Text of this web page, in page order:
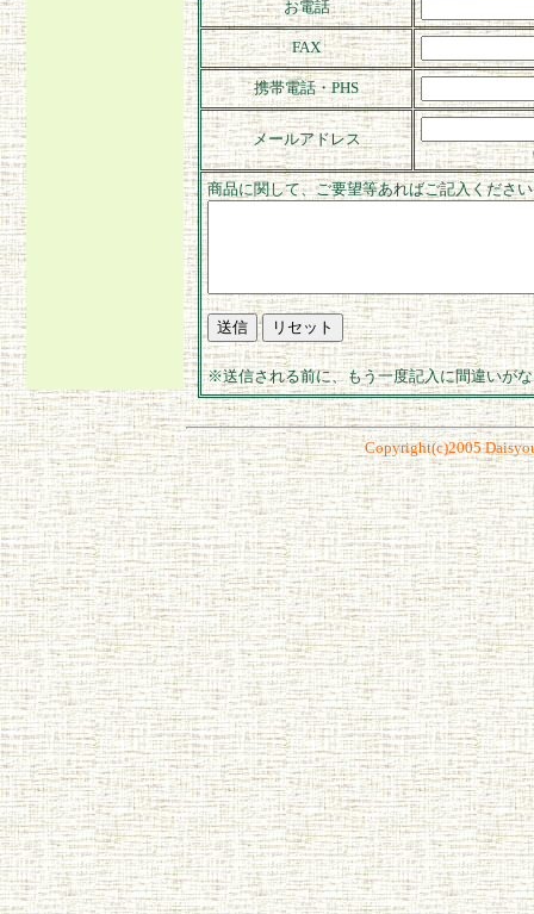
お電話
FAX
携帯電話・PHS
メールアドレス
商品に関して、ご要望等あればご記入くださ
※送信される前に、もう一度記入に間違いが
Copyright(c)2005